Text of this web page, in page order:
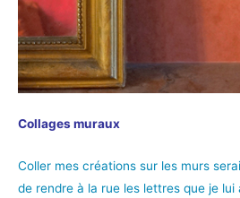
Collages muraux
Coller mes créations sur les murs
de rendre à la rue les lettres que je lui